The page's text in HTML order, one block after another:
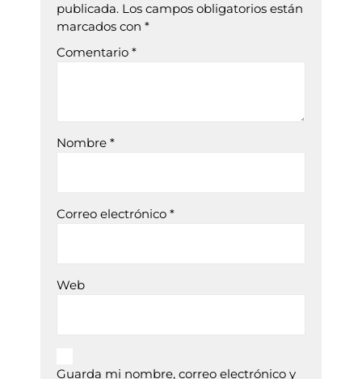
publicada. Los campos obligatorios están
marcados con *
Comentario *
Nombre *
Correo electrónico *
Web
Guarda mi nombre, correo electrónico y